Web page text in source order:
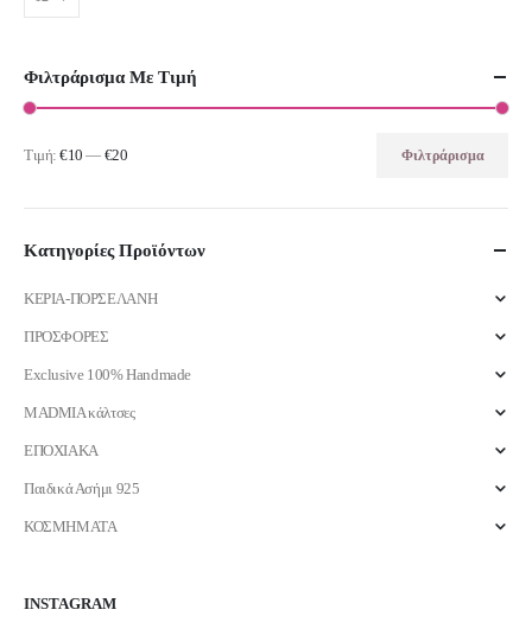
Φιλτράρισμα Με Τιμή
Ελάχιστη
Μέγιστη
Φιλτράρισμα
Τιμή:€10 — €20
Κατηγορίες Προϊόντων
ΚΕΡΙΑ-ΠΟΡΣΕΛΑΝΗ
ΠΡΟΣΦΟΡΕΣ
Exclusive 100% Handmade
MADMIA κάλτσες
ΕΠΟΧΙΑΚΑ
Παιδικά Ασήμι 925
ΚΟΣΜΗΜΑΤΑ
INSTAGRAM